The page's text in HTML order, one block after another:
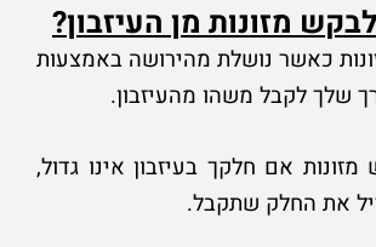
מזונות מן העיזבון?
כאשר נושלת מהירושה באמצעות
שלך לקבל משהו מהעיזבון.
אם חלקך בעיזבון אינו גדול,
את החלק שתקבל.